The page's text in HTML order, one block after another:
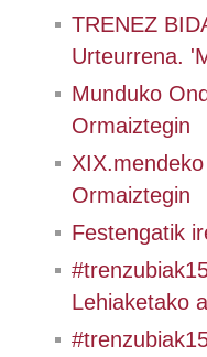
TRENEZ
Urteurrena.
Munduko
Ormaiztegin
Ormaiztegin
Festengatik
Lehiaketako